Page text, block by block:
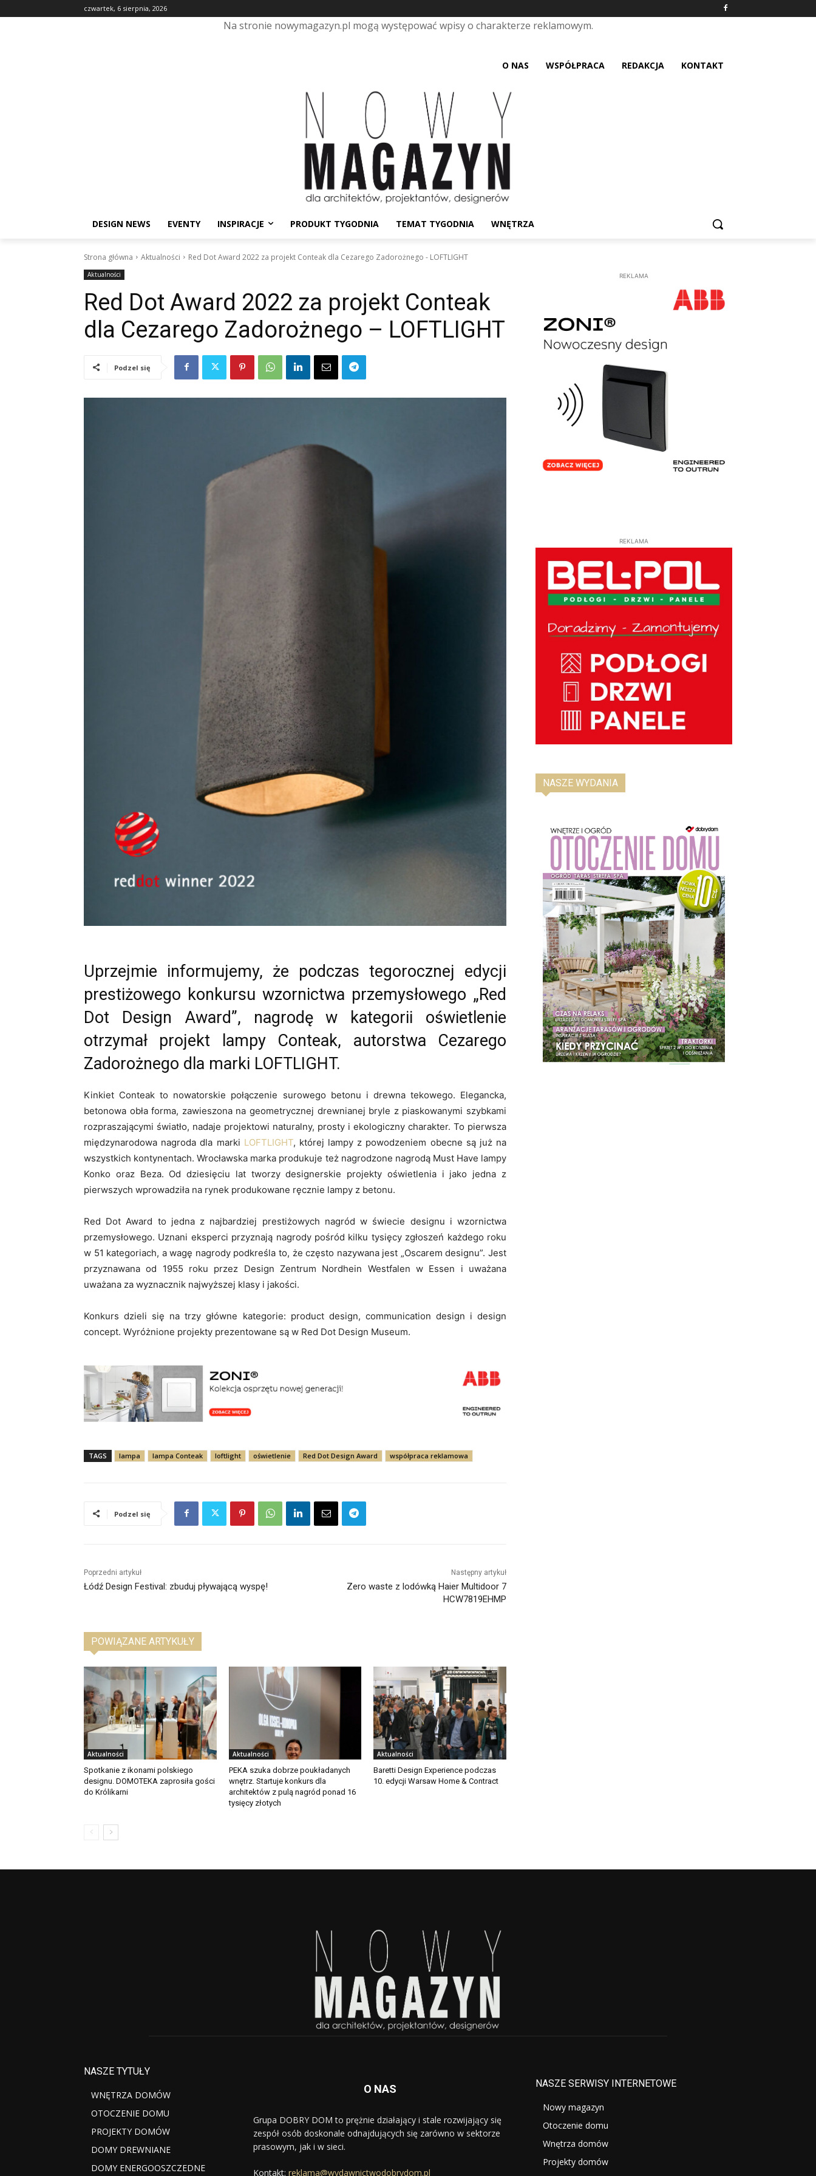
czwartek, 6 sierpnia, 2026
Na stronie nowymagazyn.pl mogą występować wpisy o charakterze reklamowym.
O NAS WSPÓŁPRACA REDAKCJA KONTAKT
DESIGN NEWS EVENTY INSPIRACJE PRODUKT TYGODNIA TEMAT TYGODNIA WNĘTRZA
Strona główna Aktualności Red Dot Award 2022 za projekt Conteak dla Cezarego Zadorożnego - LOFTLIGHT
Aktualności
Red Dot Award 2022 za projekt Conteak
dla Cezarego Zadorożnego – LOFTLIGHT
Podzel się
Uprzejmie informujemy, że podczas tegorocznej edycji
prestiżowego konkursu wzornictwa przemysłowego „Red
Dot Design Award”, nagrodę w kategorii oświetlenie
otrzymał projekt lampy Conteak, autorstwa Cezarego
Zadorożnego dla marki LOFTLIGHT.
Kinkiet Conteak to nowatorskie połączenie surowego betonu i drewna tekowego. Elegancka,
betonowa obła forma, zawieszona na geometrycznej drewnianej bryle z piaskowanymi szybkami
rozpraszającymi światło, nadaje projektowi naturalny, prosty i ekologiczny charakter. To pierwsza
międzynarodowa nagroda dla marki LOFTLIGHT, której lampy z powodzeniem obecne są już na
wszystkich kontynentach. Wrocławska marka produkuje też nagrodzone nagrodą Must Have lampy
Konko oraz Beza. Od dziesięciu lat tworzy designerskie projekty oświetlenia i jako jedna z
pierwszych wprowadziła na rynek produkowane ręcznie lampy z betonu.
Red Dot Award to jedna z najbardziej prestiżowych nagród w świecie designu i wzornictwa
przemysłowego. Uznani eksperci przyznają nagrody pośród kilku tysięcy zgłoszeń każdego roku
w 51 kategoriach, a wagę nagrody podkreśla to, że często nazywana jest „Oscarem designu”. Jest
przyznawana od 1955 roku przez Design Zentrum Nordhein Westfalen w Essen i uważana
uważana za wyznacznik najwyższej klasy i jakości.
Konkurs dzieli się na trzy główne kategorie: product design, communication design i design
concept. Wyróżnione projekty prezentowane są w Red Dot Design Museum.
TAGS lampa lampa Conteak loftlight oświetlenie Red Dot Design Award współpraca reklamowa
Podzel się
Poprzedni artykuł
Łódź Design Festival: zbuduj pływającą wyspę!
Następny artykuł
Zero waste z lodówką Haier Multidoor 7
HCW7819EHMP
POWIĄZANE ARTYKUŁY
Aktualności
Spotkanie z ikonami polskiego
designu. DOMOTEKA zaprosiła gości
do Królikarni
Aktualności
PEKA szuka dobrze poukładanych
wnętrz. Startuje konkurs dla
architektów z pulą nagród ponad 16
tysięcy złotych
Aktualności
Baretti Design Experience podczas
10. edycji Warsaw Home & Contract
REKLAMA
REKLAMA
NASZE WYDANIA
NASZE TYTUŁY
WNĘTRZA DOMÓW
OTOCZENIE DOMU
PROJEKTY DOMÓW
DOMY DREWNIANE
DOMY ENERGOOSZCZEDNE
O NAS
Grupa DOBRY DOM to prężnie działający i stale rozwijający się
zespół osób doskonale odnajdujących się zarówno w sektorze
prasowym, jak i w sieci.
Kontakt: reklama@wydawnictwodobrydom.pl
NASZE SERWISY INTERNETOWE
Nowy magazyn
Otoczenie domu
Wnętrza domów
Projekty domów